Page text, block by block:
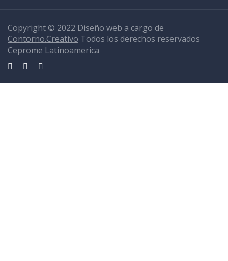
Copyright © 2022 Diseño web a cargo de
Contorno.Creativo Todos los derechos reservados
Ceprome Latinoamerica